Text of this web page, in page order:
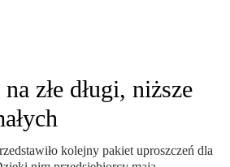
złe długi, niższe
kolejny pakiet uproszczeń dla